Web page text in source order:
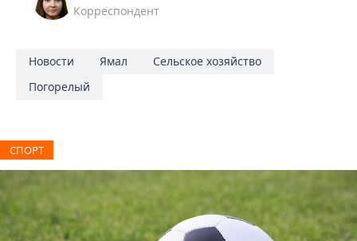
Корреспондент
Новости Ямал
Сельское хозяйство
Погорелый
СПОРТ